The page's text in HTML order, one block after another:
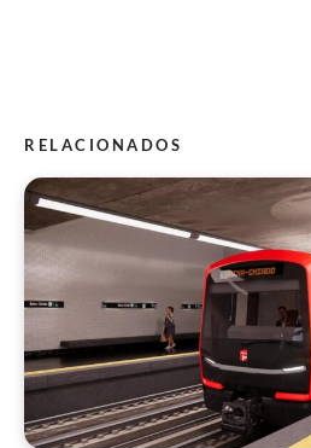
RELACIONADOS